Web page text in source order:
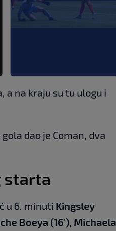
na kraju su tu ulogu i
dao je Coman, dva
starta
u 6. minuti Kingsley
Boeya (16') Michaela